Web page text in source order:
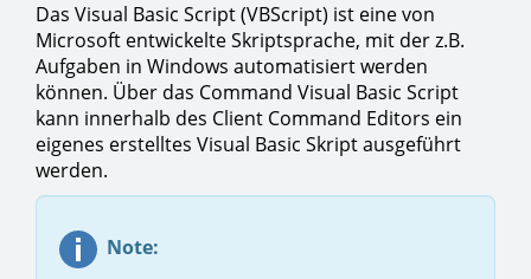
Das Visual Basic Script (VBScript) ist eine von
Microsoft entwickelte Skriptsprache, mit der z.B.
Aufgaben in Windows automatisiert werden
können. Über das Command Visual Basic Script
kann innerhalb des Client Command Editors ein
eigenes erstelltes Visual Basic Skript ausgeführt
werden.
Note: